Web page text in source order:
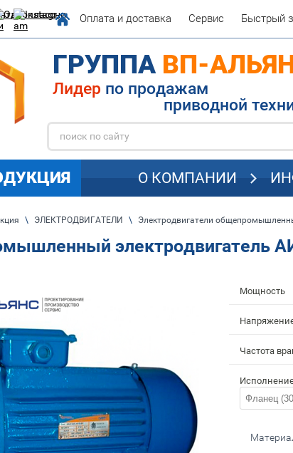
Оплата и доставка Сервис Быстрый
ГРУППА ВП-
Лидер по продажам
приводной
О КОМПАНИИ
\ ЭЛЕКТРОДВИГАТЕЛИ \ Электродвигатели
электродвигатель
Мощность
Частота
Фланец